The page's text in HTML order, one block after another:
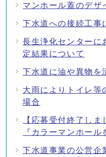
マンホール蓋のデザ
下水道への接続工事
長生浄化センターに
定結果について
下水道に油や異物を
大雨によりトイレ等
場合
【応募受付終了し
『カラーマンホール
下水道事業の公営企